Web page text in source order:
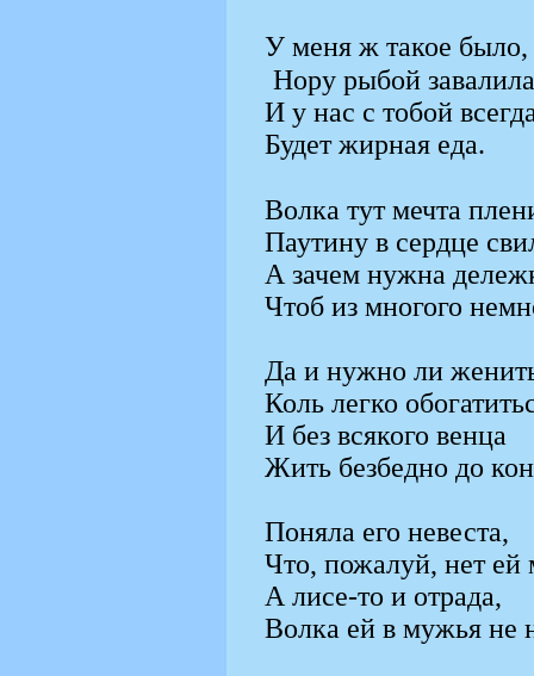
У меня ж такое было,
Нору рыбой
И у нас с тобой
Будет жирная еда.
Волка тут мечта
Паутину в сердце
А зачем нужна
Чтоб из многого
Да и нужно ли
Коль легко
И без всякого венца
Жить безбедно до
Поняла его невеста,
Что, пожалуй, нет ей
А лисе-то и отрада,
Волка ей в мужья не